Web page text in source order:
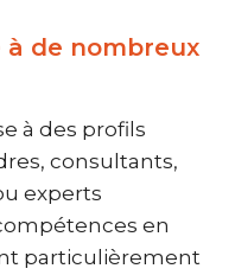
de nombreux
à des profils
consultants,
experts
en
particulièrement